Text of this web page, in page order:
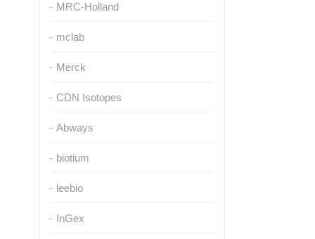
MRC-Holland
mclab
Merck
CDN Isotopes
Abways
biotium
leebio
InGex